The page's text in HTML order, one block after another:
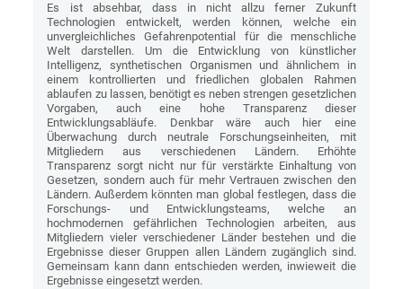
Es ist absehbar, dass in nicht allzu ferner Zukunft
Technologien entwickelt, werden können, welche ein
unvergleichliches Gefahrenpotential für die menschliche
Welt darstellen. Um die Entwicklung von künstlicher
Intelligenz, synthetischen Organismen und ähnlichem in
einem kontrollierten und friedlichen globalen Rahmen
ablaufen zu lassen, benötigt es neben strengen gesetzlichen
Vorgaben, auch eine hohe Transparenz dieser
Entwicklungsabläufe. Denkbar wäre auch hier eine
Überwachung durch neutrale Forschungseinheiten, mit
Mitgliedern aus verschiedenen Ländern. Erhöhte
Transparenz sorgt nicht nur für verstärkte Einhaltung von
Gesetzen, sondern auch für mehr Vertrauen zwischen den
Ländern. Außerdem könnten man global festlegen, dass die
Forschungs- und Entwicklungsteams, welche an
hochmodernen gefährlichen Technologien arbeiten, aus
Mitgliedern vieler verschiedener Länder bestehen und die
Ergebnisse dieser Gruppen allen Ländern zugänglich sind.
Gemeinsam kann dann entschieden werden, inwieweit die
Ergebnisse eingesetzt werden.